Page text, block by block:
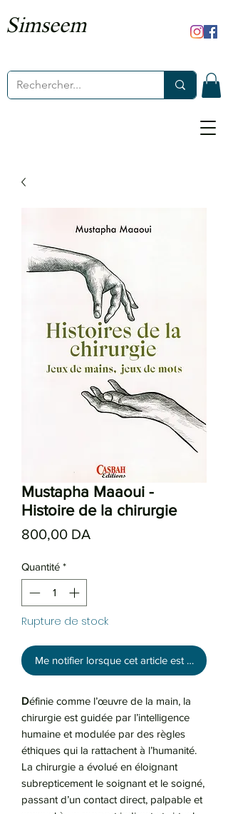
Simseem
Mustapha Maaoui -
Histoire de la chirurgie
800,00 DA
Quantité *
Rupture de stock
Me notifier lorsque cet article est disponible
Définie comme l’œuvre de la main, la
chirurgie est guidée par l’intelligence
humaine et modulée par des règles
éthiques qui la rattachent à l’humanité.
La chirurgie a évolué en éloignant
subrepticement le soignant et le soigné,
passant d’un contact direct, palpable et